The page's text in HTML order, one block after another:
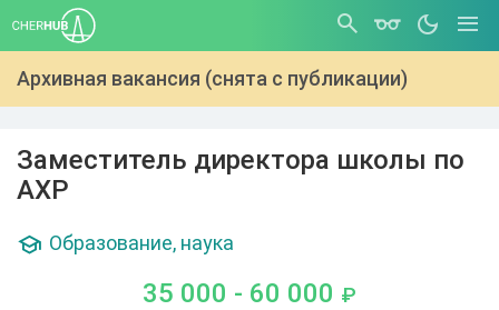
Архивная вакансия (снята с публикации)
Заместитель директора школы по
АХР
Образование, наука
35 000 - 60 000 ₽